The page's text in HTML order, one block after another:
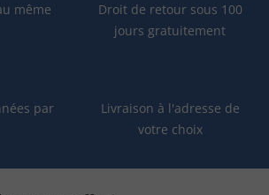
même
Droit de retour sous 100
jours gratuitement
par
Livraison à l'adresse de
votre choix